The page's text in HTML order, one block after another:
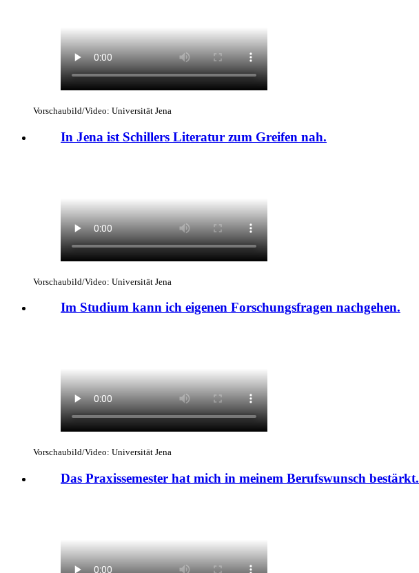
Vorschaubild/Video: Universität Jena
In Jena ist Schillers Literatur zum Greifen nah.
Vorschaubild/Video: Universität Jena
Im Studium kann ich eigenen Forschungsfragen nachgehen.
Vorschaubild/Video: Universität Jena
Das Praxissemester hat mich in meinem Berufswunsch bestärkt.